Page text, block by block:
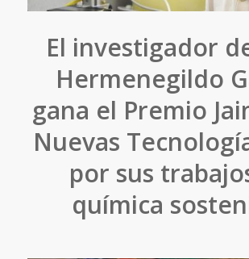
El investigador
Hermenegildo
gana el Premio
Nuevas
por sus
química